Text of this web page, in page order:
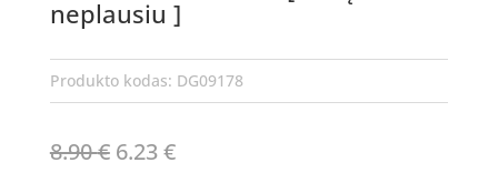
neplausiu ]
Produkto kodas: DG09178
8.90€ Original
6.23€Current